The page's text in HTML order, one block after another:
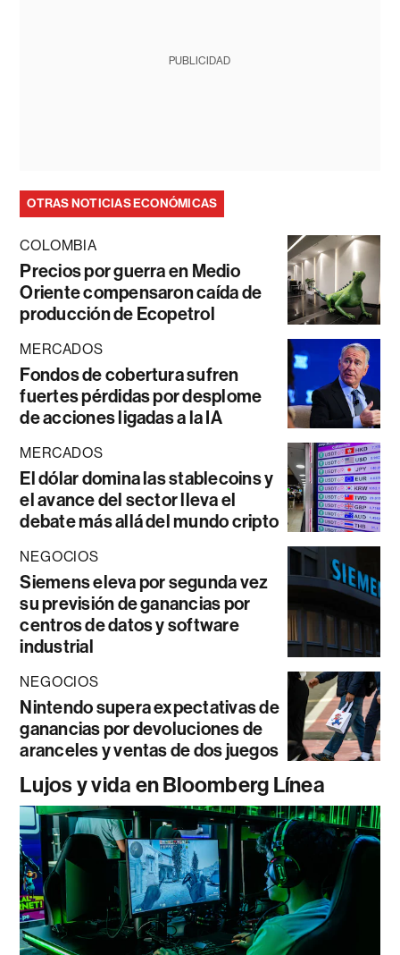
PUBLICIDAD
OTRAS NOTICIAS ECONÓMICAS
COLOMBIA
Precios por guerra en Medio
Oriente compensaron caída de
producción de Ecopetrol
MERCADOS
Fondos de cobertura sufren
fuertes pérdidas por desplome
de acciones ligadas a la IA
MERCADOS
El dólar domina las stablecoins y
el avance del sector lleva el
debate más allá del mundo cripto
NEGOCIOS
Siemens eleva por segunda vez
su previsión de ganancias por
centros de datos y software
industrial
NEGOCIOS
Nintendo supera expectativas de
ganancias por devoluciones de
aranceles y ventas de dos juegos
Lujos y vida en Bloomberg Línea